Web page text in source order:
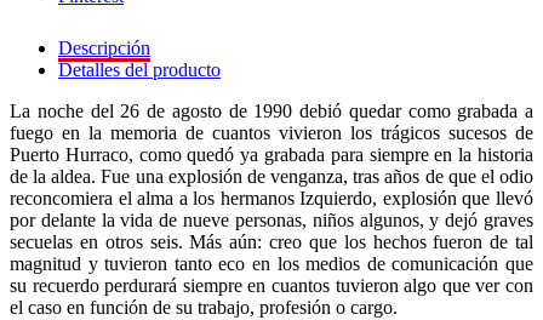
Descripción
Detalles del producto
La noche del 26 de agosto de 1990 debió quedar como grabada a
fuego en la memoria de cuantos vivieron los trágicos sucesos de
Puerto Hurraco, como quedó ya grabada para siempre en la historia
de la aldea. Fue una explosión de venganza, tras años de que el odio
reconcomiera el alma a los hermanos Izquierdo, explosión que llevó
por delante la vida de nueve personas, niños algunos, y dejó graves
secuelas en otros seis. Más aún: creo que los hechos fueron de tal
magnitud y tuvieron tanto eco en los medios de comunicación que
su recuerdo perdurará siempre en cuantos tuvieron algo que ver con
el caso en función de su trabajo, profesión o cargo.